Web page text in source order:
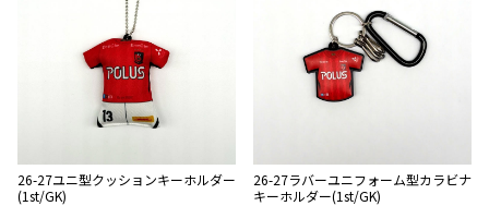
26-27ユニ型クッションキーホルダー
(1st/GK)
26-27ラバーユニフォーム型カラビナ
キーホルダー(1st/GK)